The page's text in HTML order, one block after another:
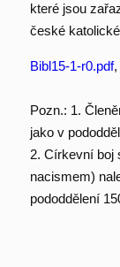
které jsou
české
Bibl15-1-r0.pdf,
Pozn.: 1.
jako v
2. Církevní boj
nacismem)
pododdělení